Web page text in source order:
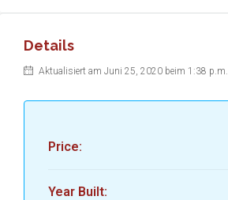
Details
Aktualisiert am Juni 25, 2020 beim 1:38 p.m.
Price:
Year Built: